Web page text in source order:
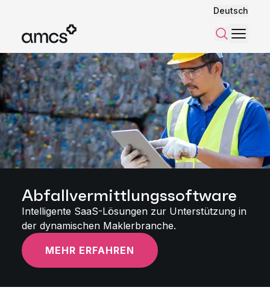
Deutsch
Suchen
Menü
Abfallvermittlungssoftware
Intelligente SaaS-Lösungen zur Unterstützung in
der dynamischen Maklerbranche.
MEHR ERFAHREN